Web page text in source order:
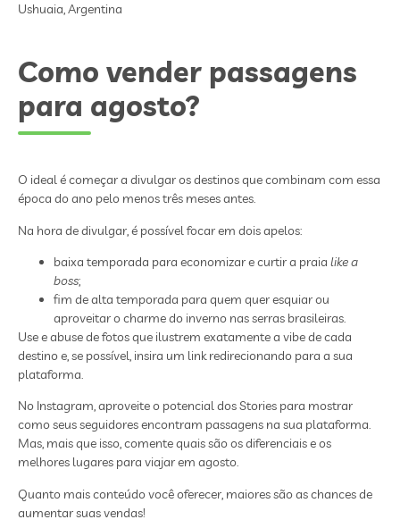
Ushuaia, Argentina
Como vender passagens
para agosto?
O ideal é começar a divulgar os destinos que combinam com essa
época do ano pelo menos três meses antes.
Na hora de divulgar, é possível focar em dois apelos:
baixa temporada para economizar e curtir a praia like a
boss;
fim de alta temporada para quem quer esquiar ou
aproveitar o charme do inverno nas serras brasileiras.
Use e abuse de fotos que ilustrem exatamente a vibe de cada
destino e, se possível, insira um link redirecionando para a sua
plataforma.
No Instagram, aproveite o potencial dos Stories para mostrar
como seus seguidores encontram passagens na sua plataforma.
Mas, mais que isso, comente quais são os diferenciais e os
melhores lugares para viajar em agosto.
Quanto mais conteúdo você oferecer, maiores são as chances de
aumentar suas vendas!